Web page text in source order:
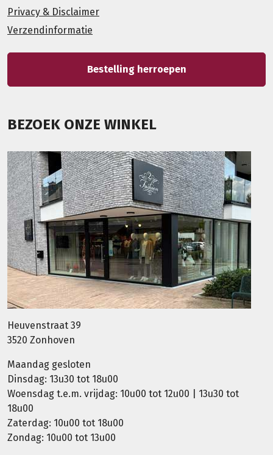
Privacy & Disclaimer
Verzendinformatie
Bestelling herroepen
BEZOEK ONZE WINKEL
Heuvenstraat 39
3520 Zonhoven
Maandag gesloten
Dinsdag: 13u30 tot 18u00
Woensdag t.e.m. vrijdag: 10u00 tot 12u00 | 13u30 tot
18u00
Zaterdag: 10u00 tot 18u00
Zondag: 10u00 tot 13u00